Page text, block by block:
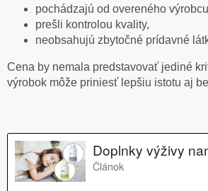
pochádzajú od overeného
prešli kontrolou kvality,
neobsahujú zbytočné prídavné
Cena by nemala predstavovať jediné
výrobok môže priniesť lepšiu istotu aj